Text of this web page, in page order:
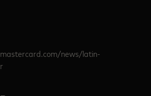
news/latin-